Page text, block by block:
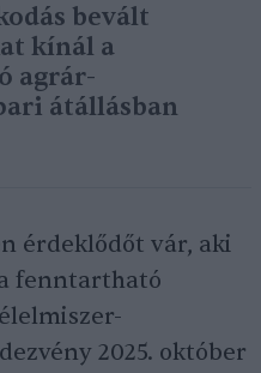
bevált
kínál a
agrár-
átállásban
érdeklődőt vár, aki
fenntartható
2025. október